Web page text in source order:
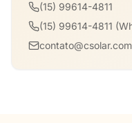
(15) 99614-4811
(15) 99614-4811